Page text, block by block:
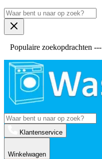
Populaire zoekopdrachten ---
Klantenservice
Winkelwagen